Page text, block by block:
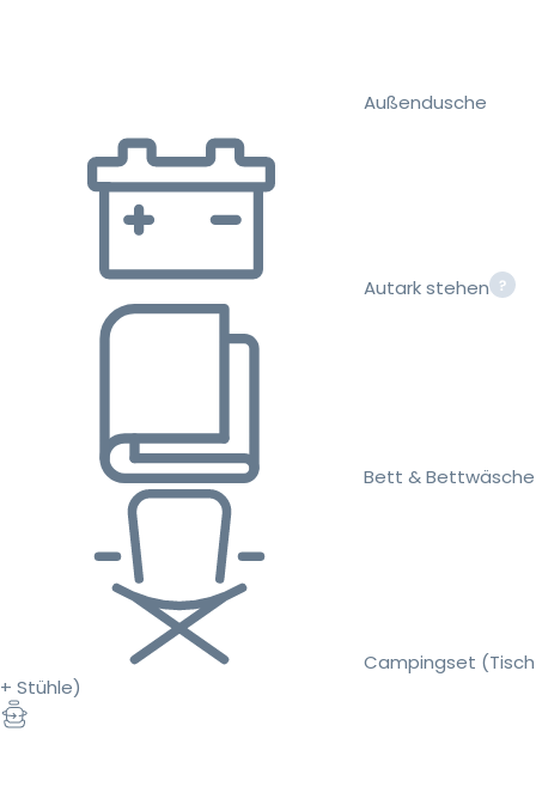
Außendusche
Autark stehen
Bett & Bettwäsche
Campingset (Tisch
+ Stühle)